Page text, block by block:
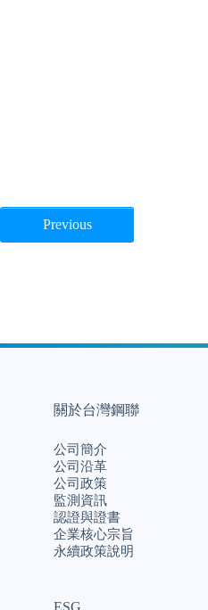
Previous
關於台灣鋼聯
公司簡介
公司沿革
公司政策
監測資訊
認證與證書
企業核心宗旨
永續政策說明